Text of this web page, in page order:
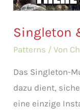
Singleton
Patterns / Von
Das Singleton-
dazu dient,
eine einzige